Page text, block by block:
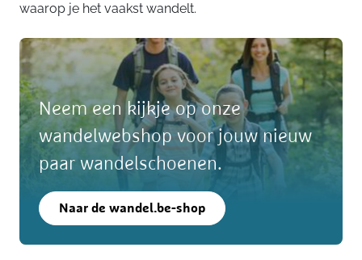
waarop je het vaakst wandelt.
Neem een kijkje op onze
wandelwebshop voor jouw nieuw
paar wandelschoenen.
Naar de wandel.be-shop